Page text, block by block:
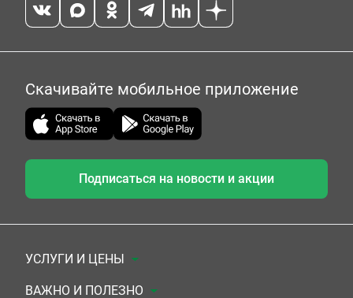
Скачивайте мобильное приложение
Подписаться на новости и акции
УСЛУГИ И ЦЕНЫ
Анализы
ВАЖНО И ПОЛЕЗНО